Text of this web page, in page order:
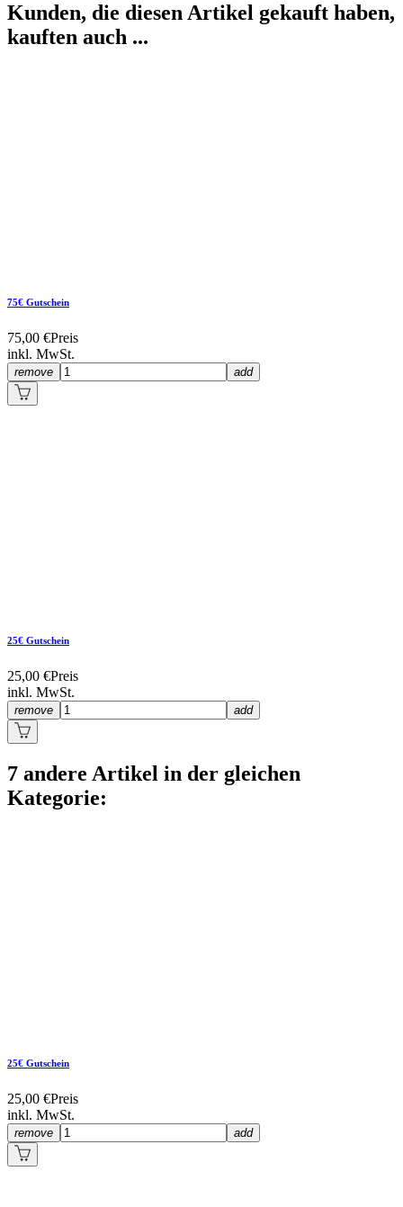
Kunden, die diesen Artikel gekauft haben,
kauften auch ...
75€ Gutschein
75,00 €Preis
inkl. MwSt.
remove add
25€ Gutschein
25,00 €Preis
inkl. MwSt.
remove add
7 andere Artikel in der gleichen
Kategorie:
25€ Gutschein
25,00 €Preis
inkl. MwSt.
remove add